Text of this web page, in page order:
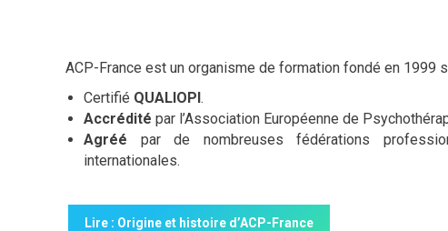
ACP-France est un organisme de formation fondé en 1999
Certifié QUALIOPI.
Accrédité par l’Association Européenne de
Agréé par de nombreuses fédérations
internationales.
Lire : Origine et histoire d’ACP-France